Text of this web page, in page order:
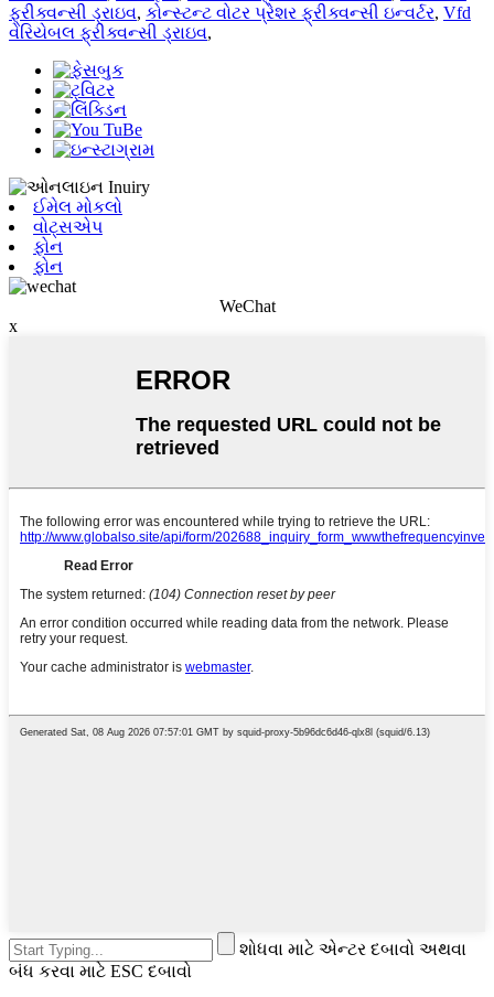
ફ્રીક્વન્સી ડ્રાઇવ, કોન્સ્ટન્ટ વોટર પ્રેશર ફ્રીક્વન્સી ઇન્વર્ટર, Vfd
વેરિયેબલ ફ્રીક્વન્સી ડ્રાઇવ,
ઈમેલ મોકલો
વોટ્સએપ
ફોન
ફોન
WeChat
x
શોધવા માટે એન્ટર દબાવો અથવા
બંધ કરવા માટે ESC દબાવો